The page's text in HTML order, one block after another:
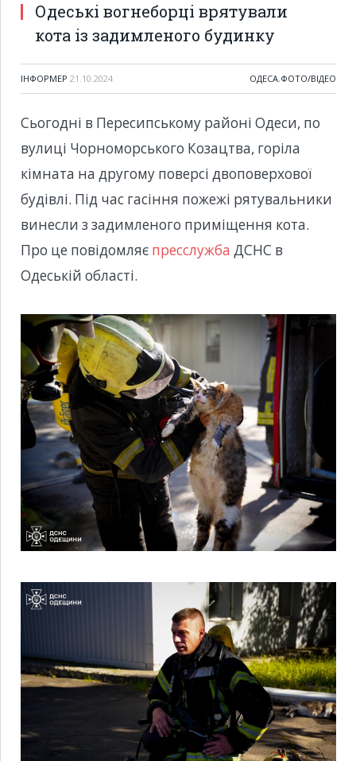
Одеські вогнеборці врятували
кота із задимленого будинку
ІНФОРМЕР 21.10.2024 ОДЕСА,ФОТО/ВІДЕО
Сьогодні в Пересипському районі Одеси, по
вулиці Чорноморського Козацтва, горіла
кімната на другому поверсі двоповерхової
будівлі. Під час гасіння пожежі рятувальники
винесли з задимленого приміщення кота.
Про це повідомляє пресслужба ДСНС в
Одеській області.